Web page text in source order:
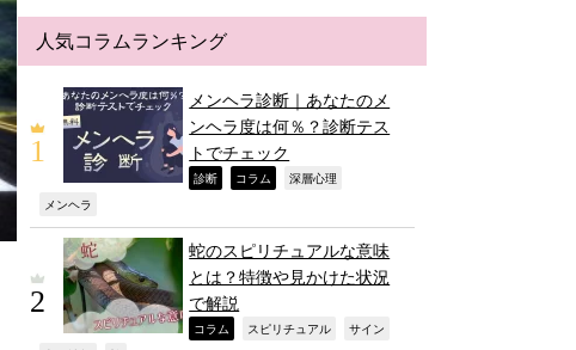
人気コラムランキング
メンヘラ診断｜あなたのメ
ンヘラ度は何％？診断テス
トでチェック
診断 コラム 深層心理
メンヘラ
蛇のスピリチュアルな意味
とは？特徴や見かけた状況
で解説
コラム スピリチュアル サイン